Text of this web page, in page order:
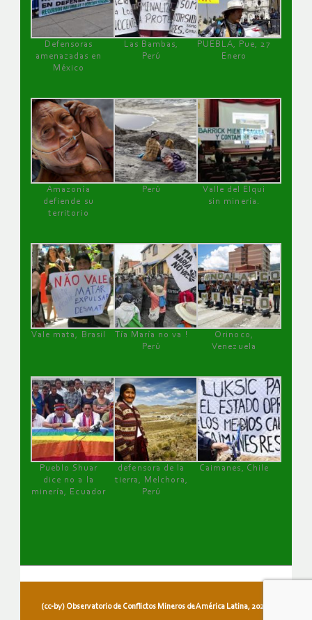
Defensoras
amenazadas en
México
Las Bambas,
Perú
PUEBLA, Pue, 27
Enero
Amazonía
defiende su
territorio
Perú
Valle del Elqui
sin minería.
Vale mata, Brasil
Tía María no va !
Perú
Orinoco,
Venezuela
Pueblo Shuar
dice no a la
minería, Ecuador
defensora de la
tierra, Melchora,
Perú
Caimanes, Chile
(cc-by) Observatorio de Conflictos Mineros de América Latina, 2026